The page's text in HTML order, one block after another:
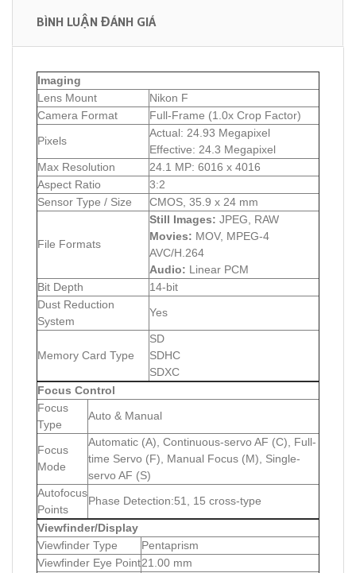
BÌNH LUẬN ĐÁNH GIÁ
Imaging
Lens Mount
Nikon F
Camera Format
Full-Frame (1.0x Crop Factor)
Pixels
Actual: 24.93 Megapixel
Effective: 24.3 Megapixel
Max Resolution
24.1 MP: 6016 x 4016
Aspect Ratio
3:2
Sensor Type / Size
CMOS, 35.9 x 24 mm
File Formats
Still Images: JPEG, RAW
Movies: MOV, MPEG-4
AVC/H.264
Audio: Linear PCM
Bit Depth
14-bit
Dust Reduction
System
Yes
Memory Card Type
SD
SDHC
SDXC
Focus Control
Focus
Type
Auto & Manual
Focus
Mode
Automatic (A), Continuous-servo AF (C), Full-
time Servo (F), Manual Focus (M), Single-
servo AF (S)
Autofocus
Points
Phase Detection:51, 15 cross-type
Viewfinder/Display
Viewfinder Type
Pentaprism
Viewfinder Eye Point21.00 mm